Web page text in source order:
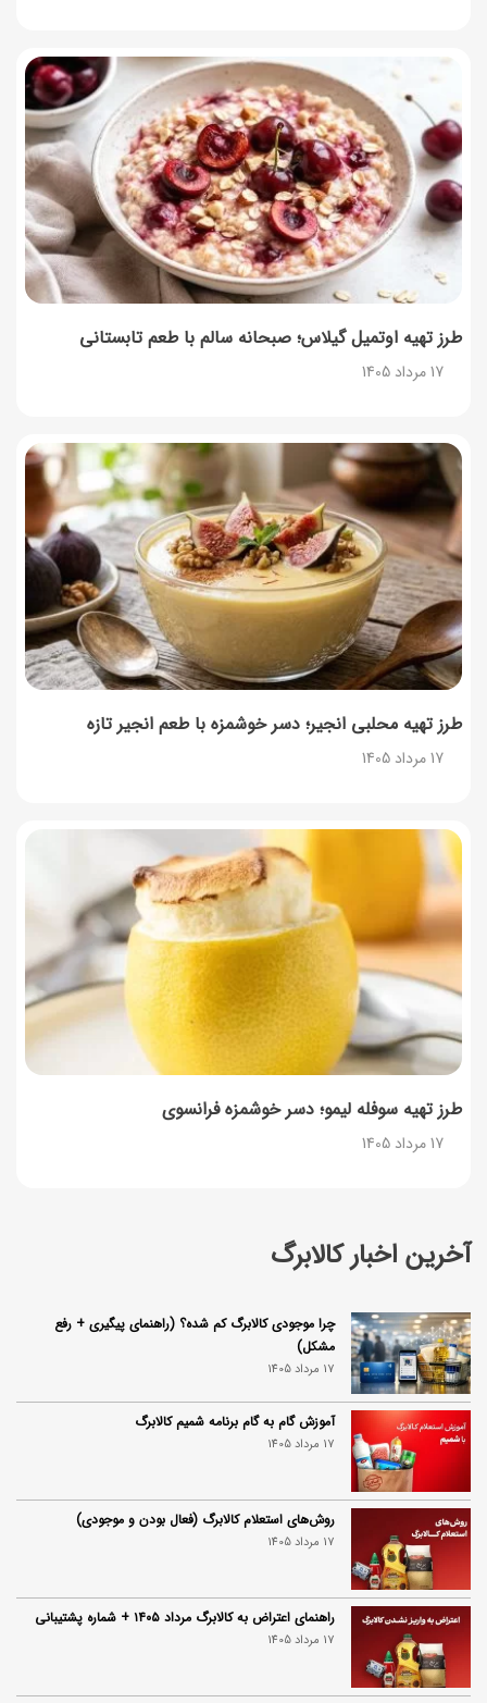
آخرین اخبار کالابرگ
چرا موجودی کالابرگ کم شده؟ (راهنمای پیگیری + رفع
مشکل)
17 مرداد 1405
آموزش گام به گام برنامه شمیم کالابرگ
17 مرداد 1405
روش‌های استعلام کالابرگ (فعال بودن و موجودی)
17 مرداد 1405
راهنمای اعتراض به کالابرگ مرداد ۱۴۰۵ + شماره پشتیبانی
17 مرداد 1405
طرز تهیه اوتمیل گیلاس؛ صبحانه سالم با طعم تابستانی
17 مرداد 1405
طرز تهیه محلبی انجیر؛ دسر خوشمزه با طعم انجیر تازه
17 مرداد 1405
طرز تهیه سوفله لیمو؛ دسر خوشمزه فرانسوی
17 مرداد 1405